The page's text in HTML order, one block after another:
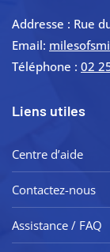
Addresse : Rue
Email:
Téléphone : 02
Liens utiles
Centre d’aide
Contactez-nous
Assistance / FAQ